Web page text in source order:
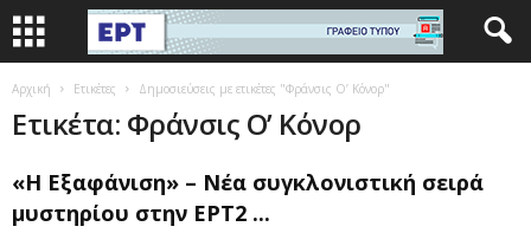
Αρχική Ετικέτες Δημοσιεύσεις με ετικέτες "Φράνσις Ο’ Κόνορ"
Ετικέτα: Φράνσις Ο’ Κόνορ
«Η Εξαφάνιση» – Νέα συγκλονιστική σειρά
μυστηρίου στην ΕΡΤ2 ...